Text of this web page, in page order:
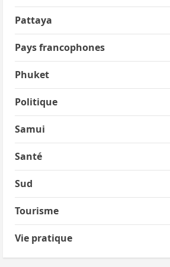
Pattaya
Pays francophones
Phuket
Politique
Samui
Santé
Sud
Tourisme
Vie pratique